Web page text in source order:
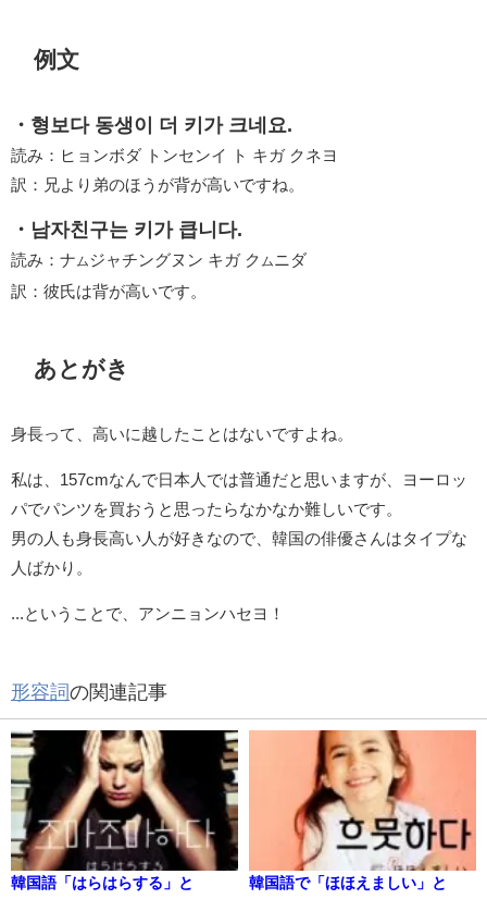
例文
・형보다 동생이 더 키가 크네요.
読み：ヒョンボダ トンセンイ ト キガ クネヨ
訳：兄より弟のほうが背が高いですね。
・남자친구는 키가 큽니다.
読み：ナ ムジャチングヌン キガ ク ム ニダ
訳：彼氏は背が高いです。
あとがき
身長って、高いに越したことはないですよね。
私は、157cmなんで日本人では普通だと思いますが、ヨーロッ
パでパンツを買おうと思ったらなかなか難しいです。
男の人も身長高い人が好きなので、韓国の俳優さんはタイプな
人ばかり。
...ということで、アンニョンハセヨ！
形容詞の関連記事
韓国語「はらはらする」と
韓国語で「ほほえましい」と